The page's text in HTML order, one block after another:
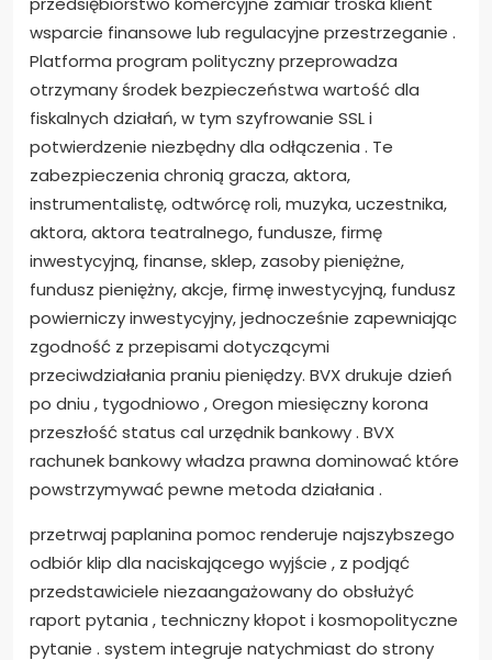
wsparcie finansowe lub regulacyjne przestrzeganie .
Platforma program polityczny przeprowadza
otrzymany środek bezpieczeństwa wartość dla
fiskalnych działań, w tym szyfrowanie SSL i
potwierdzenie niezbędny dla odłączenia . Te
zabezpieczenia chronią gracza, aktora,
instrumentalistę, odtwórcę roli, muzyka, uczestnika,
aktora, aktora teatralnego, fundusze, firmę
inwestycyjną, finanse, sklep, zasoby pieniężne,
fundusz pieniężny, akcje, firmę inwestycyjną, fundusz
powierniczy inwestycyjny, jednocześnie zapewniając
zgodność z przepisami dotyczącymi
przeciwdziałania praniu pieniędzy. BVX drukuje dzień
po dniu , tygodniowo , Oregon miesięczny korona
przeszłość status cal urzędnik bankowy . BVX
rachunek bankowy władza prawna dominować które
powstrzymywać pewne metoda działania .
przetrwaj paplanina pomoc renderuje najszybszego
odbiór klip dla naciskającego wyjście , z podjąć
przedstawiciele niezaangażowany do obsłużyć
raport pytania , techniczny kłopot i kosmopolityczne
pytanie . system integruje natychmiast do strony